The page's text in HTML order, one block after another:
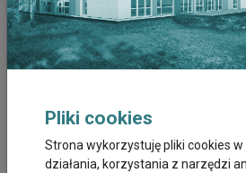
Październik 2023
Sierpień 2023
Lipiec 2023
Pliki cookies
Strona wykorzystuję pliki cookies w
działania, korzystania z narzędzi